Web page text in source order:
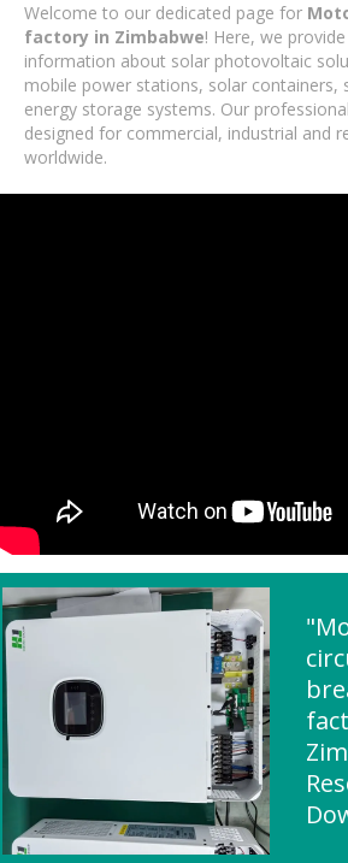
Welcome to our dedicated page for
factory in Zimbabwe! Here, we
information about solar photovoltaic
mobile power stations, solar containers,
energy storage systems. Our
designed for commercial, industrial and
worldwide.